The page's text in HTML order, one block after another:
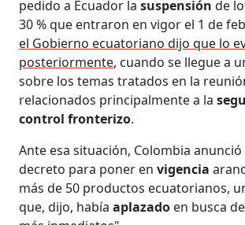
pedido a Ecuador lasuspensión de
30 % que entraron en vigor el 1 de
el Gobierno ecuatoriano dijo que lo
posteriormente, cuando se llegue a
sobre los temas tratados en la
relacionados principalmente a la
control fronterizo.
Ante esa situación, Colombia
decreto para poner envigencia
más de 50 productos ecuatorianos,
que, dijo, habíaaplazado en busca